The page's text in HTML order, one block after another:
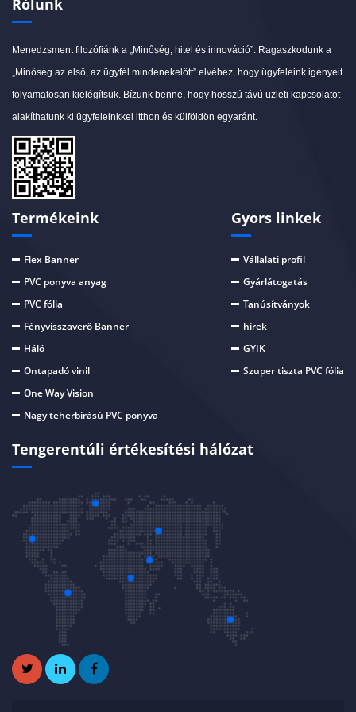
Menedzsment filozófiánk a „Minőség, hitel és innováció”. Ragaszkodunk a
„Minőség az első, az ügyfél mindenekelőtt” elvéhez, hogy ügyfeleink igényeit
folyamatosan kielégítsük. Bízunk benne, hogy hosszú távú üzleti kapcsolatot
alakíthatunk ki ügyfeleinkkel itthon és külföldön egyaránt.
Termékeink
Flex Banner
PVC ponyva anyag
PVC fólia
Fényvisszaverő Banner
Háló
Öntapadó vinil
One Way Vision
Nagy teherbírású PVC ponyva
Gyors linkek
Vállalati profil
Gyárlátogatás
Tanúsítványok
hírek
GYIK
Szuper tiszta PVC fólia
Tengerentúli értékesítési hálózat